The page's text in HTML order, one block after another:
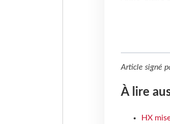
Article signé
À lire
HX